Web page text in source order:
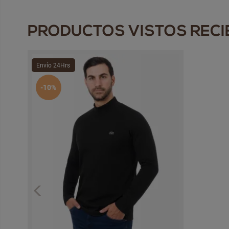
PRODUCTOS VISTOS
Envío 24Hrs
-10%